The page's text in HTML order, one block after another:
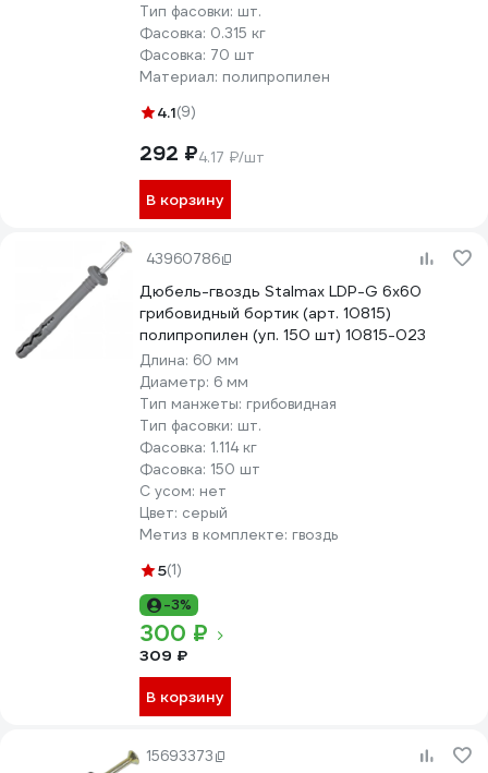
Тип фасовки: шт.
Фасовка: 0.315 кг
Фасовка: 70 шт
Материал: полипропилен
4.1(9)
292 ₽4.17 ₽/шт
В корзину
43960786
Дюбель-гвоздь Stalmax LDP-G 6х60
грибовидный бортик (арт. 10815)
полипропилен (уп. 150 шт) 10815-023
Длина: 60 мм
Диаметр: 6 мм
Тип манжеты: грибовидная
Тип фасовки: шт.
Фасовка: 1.114 кг
Фасовка: 150 шт
С усом: нет
Цвет: серый
Метиз в комплекте: гвоздь
5(1)
-3%
300 ₽
309 ₽
В корзину
15693373